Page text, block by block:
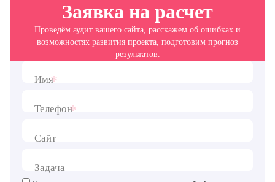
Заявка на расчет
Проведём аудит вашего сайта, расскажем об ошибках и
возможностях развития проекта, подготовим прогноз
результатов.
Имя*
Телефон*
Сайт
Задача